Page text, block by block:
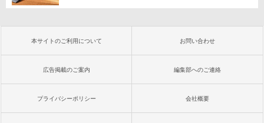
本サイトのご利用について お問い合わせ
広告掲載のご案内 編集部へのご連絡
プライバシーポリシー 会社概要